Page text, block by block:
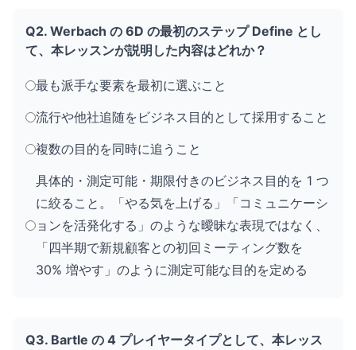
Q2. Werbach の 6D の最初のステップ Define とし
て、本レッスンが説明した内容はどれか？
最も派手な要素を最初に選ぶこと
流行や他社追随をビジネス目的として採用すること
複数の目的を同時に追うこと
具体的・測定可能・期限付きのビジネス目的を 1 つ
に絞ること。「やる気を上げる」「コミュニケーシ
ョンを活発化する」のような曖昧な表現ではなく、
「四半期で新規顧客との初回ミーティング数を
30% 増やす」のように測定可能な目的を定める
Q3. Bartle の 4 プレイヤータイプとして、本レッス